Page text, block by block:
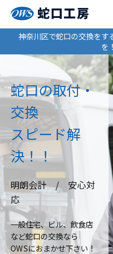
神奈川区で蛇口の交換をす
を
蛇口の取付・
交換
スピード解
決！！
明朗会計 / 安心対
応
一般住宅、ビル、飲食店
など蛇口の交換なら
OWSにおまかせ下さい！